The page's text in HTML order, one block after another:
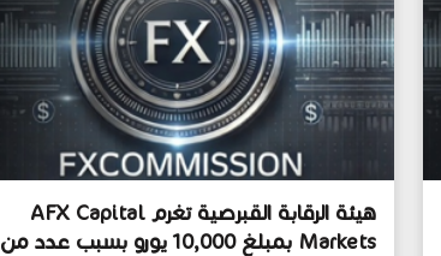
هيئة الرقابة القبرصية تغرم AFX Capital
Markets بمبلغ 10,000 يورو بسبب عدد من